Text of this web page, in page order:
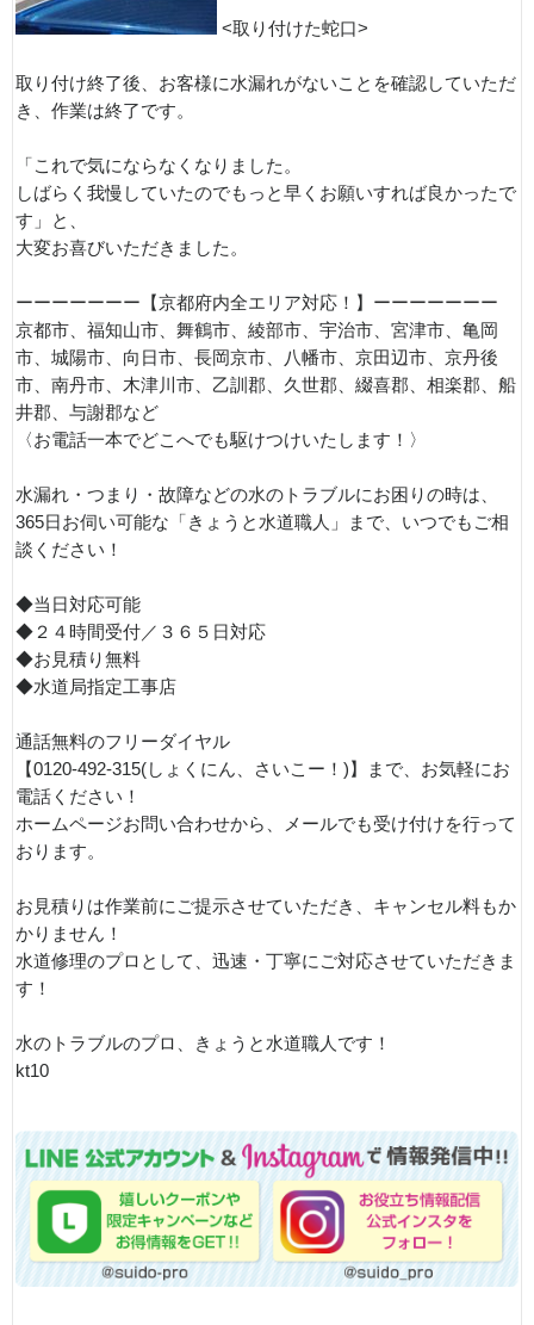
<取り付けた蛇口>
取り付け終了後、お客様に水漏れがないことを確認していただ
き、作業は終了です。
「これで気にならなくなりました。
しばらく我慢していたのでもっと早くお願いすれば良かったで
す」と、
大変お喜びいただきました。
ーーーーーーー【京都府内全エリア対応！】ーーーーーーー
京都市、福知山市、舞鶴市、綾部市、宇治市、宮津市、亀岡
市、城陽市、向日市、長岡京市、八幡市、京田辺市、京丹後
市、南丹市、木津川市、乙訓郡、久世郡、綴喜郡、相楽郡、船
井郡、与謝郡など
〈お電話一本でどこへでも駆けつけいたします！〉
水漏れ・つまり・故障などの水のトラブルにお困りの時は、
365日お伺い可能な「きょうと水道職人」まで、いつでもご相
談ください！
◆当日対応可能
◆２４時間受付／３６５日対応
◆お見積り無料
◆水道局指定工事店
通話無料のフリーダイヤル
【0120-492-315(しょくにん、さいこー！)】まで、お気軽にお
電話ください！
ホームページお問い合わせから、メールでも受け付けを行って
おります。
お見積りは作業前にご提示させていただき、キャンセル料もか
かりません！
水道修理のプロとして、迅速・丁寧にご対応させていただきま
す！
水のトラブルのプロ、きょうと水道職人です！
kt10